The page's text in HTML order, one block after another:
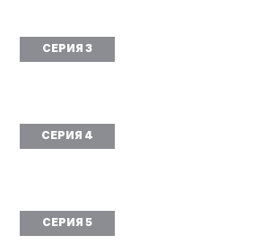
СЕРИЯ 3
СЕРИЯ 4
СЕРИЯ 5